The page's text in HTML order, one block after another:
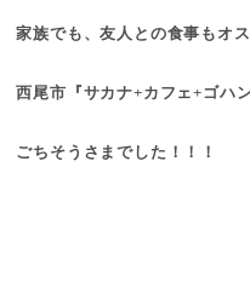
家族でも、友人との食事もオ
西尾市『サカナ+カフェ+ゴハ
ごちそうさまでした！！！